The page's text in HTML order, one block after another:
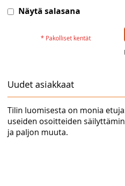
Näytä salasana
Uudet asiakkaat
Tilin luomisesta on monia
useiden osoitteiden
ja paljon muuta.